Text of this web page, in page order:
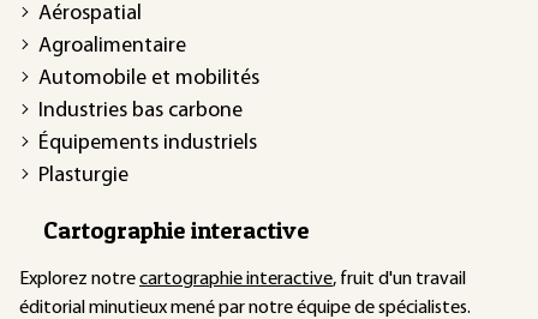
Aérospatial
Agroalimentaire
Automobile et mobilités
Industries bas carbone
Équipements industriels
Plasturgie
Cartographie interactive
Explorez notrecartographie interactive, fruit d'un travail
éditorial minutieux mené par notre équipe de spécialistes.